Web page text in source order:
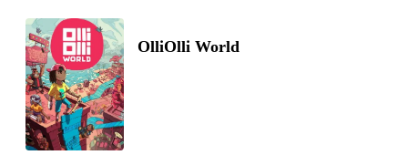
OlliOlli World